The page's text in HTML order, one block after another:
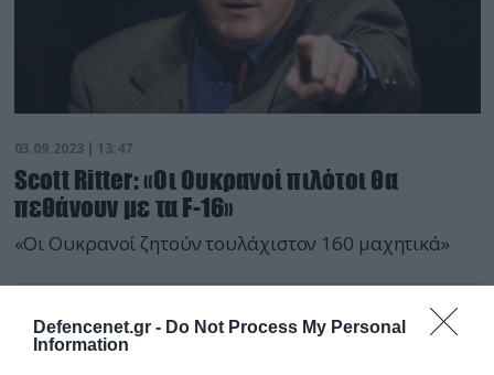
Defencenet.gr - Do Not Process My Personal
Information
03.09.2023 | 13:47
Scott Ritter: «Οι Ουκρανοί πιλότοι θα
πεθάνουν με τα F-16»
«Οι Ουκρανοί ζητούν τουλάχιστον 160 μαχητικά»